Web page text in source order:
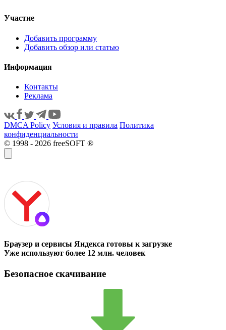
Участие
Добавить программу
Добавить обзор или статью
Информация
Контакты
Реклама
DMCA Policy Условия и правила Политика
конфиденциальности
© 1998 - 2026 freeSOFT ®
Браузер и сервисы Яндекса готовы к загрузке
Уже используют более 12 млн. человек
Безопасное скачивание